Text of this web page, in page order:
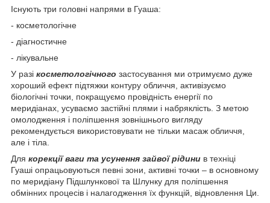
Існують три головні напрями в Гуаша:
- косметологічне
- діагностичне
- лікувальне
У разі косметологічного застосування ми отримуємо дуже
хороший ефект підтяжки контуру обличчя, активізуємо
біологічні точки, покращуємо провідність енергії по
меридіанах, усуваємо застійні плями і набряклість. З метою
омолодження і поліпшення зовнішнього вигляду
рекомендується використовувати не тільки масаж обличчя,
але і тіла.
Для корекції ваги та усунення зайвої рідини в техніці
Гуаші опрацьовуються певні зони, активні точки – в основному
по меридіану Підшлункової та Шлунку для поліпшення
обмінних процесів і налагодження їх функцій, відновлення Ци.